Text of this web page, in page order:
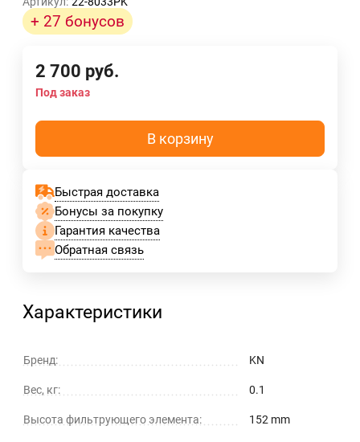
+ 27 бонусов
2 700 руб.
Под заказ
В корзину
Быстрая доставка
Бонусы за покупку
Гарантия качества
Обратная связь
Характеристики
Бренд: KN
Вес, кг: 0.1
Высота фильтрующего элемента: 152 mm